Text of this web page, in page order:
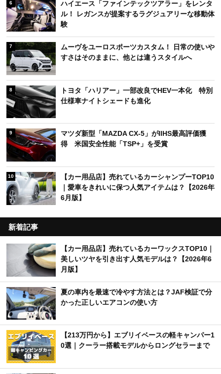
6
ハイエース「ファインテックツアラー」をレンタ
ル！ レガンスが提案するラグジュアリーな移動体
験
7
ムーヴをユーロスポーツカスタム！ 日常の使いや
すさはそのままに、他とは違うスタイルへ
8
トヨタ「ハリアー」一部改良でHEV一本化 特別
仕様車ナイトシェードも進化
9
マツダ新型「MAZDA CX-5」がIIHS最高評価獲
得 米国安全性能「TSP+」を受賞
10
【カー用品店】売れているカーシャンプーTOP10
｜愛車をきれいに保つ人気アイテムは？【2026年
6月版】
新着記事
【カー用品店】売れているカーワックスTOP10｜
美しいツヤを引き出す人気モデルは？【2026年6
月版】
夏の車内を最速で冷やす方法とは？JAF検証で分
かった正しいエアコンの使い方
【213万円から】エブリイベースの軽キャンパー1
0選｜クーラー搭載モデルからロングセラーまで